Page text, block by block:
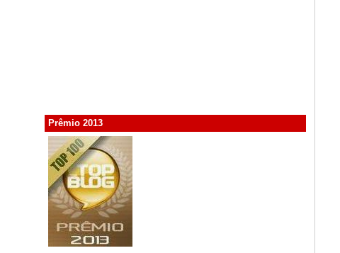
Prêmio 2013